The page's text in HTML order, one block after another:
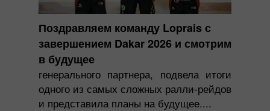
Поздравляем команду Loprais с
завершением Dakar 2026 и смотрим
в будущее
генерального партнера, подвела итоги
одного из самых сложных ралли-рейдов
и представила планы на будущее....